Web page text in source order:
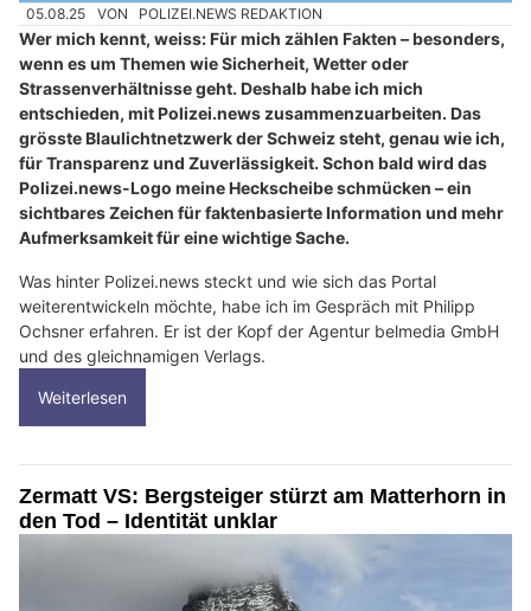
05.08.25 VON POLIZEI.NEWS REDAKTION
Wer mich kennt, weiss: Für mich zählen Fakten – besonders,
wenn es um Themen wie Sicherheit, Wetter oder
Strassenverhältnisse geht. Deshalb habe ich mich
entschieden, mit Polizei.news zusammenzuarbeiten. Das
grösste Blaulichtnetzwerk der Schweiz steht, genau wie ich,
für Transparenz und Zuverlässigkeit. Schon bald wird das
Polizei.news-Logo meine Heckscheibe schmücken – ein
sichtbares Zeichen für faktenbasierte Information und mehr
Aufmerksamkeit für eine wichtige Sache.
Was hinter Polizei.news steckt und wie sich das Portal
weiterentwickeln möchte, habe ich im Gespräch mit Philipp
Ochsner erfahren. Er ist der Kopf der Agentur belmedia GmbH
und des gleichnamigen Verlags.
Weiterlesen
Zermatt VS: Bergsteiger stürzt am Matterhorn in
den Tod – Identität unklar